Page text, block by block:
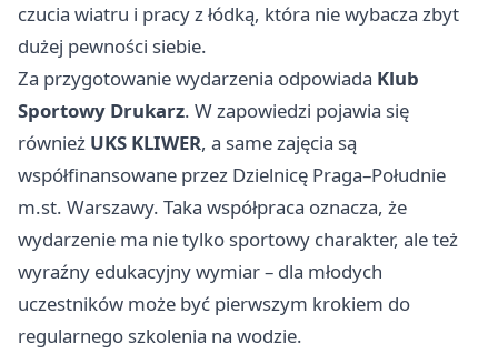
czucia wiatru i pracy z łódką, która nie wybacza zbyt
dużej pewności siebie.
Za przygotowanie wydarzenia odpowiada Klub
Sportowy Drukarz. W zapowiedzi pojawia się
również UKS KLIWER, a same zajęcia są
współfinansowane przez Dzielnicę Praga–Południe
m.st. Warszawy. Taka współpraca oznacza, że
wydarzenie ma nie tylko sportowy charakter, ale też
wyraźny edukacyjny wymiar – dla młodych
uczestników może być pierwszym krokiem do
regularnego szkolenia na wodzie.